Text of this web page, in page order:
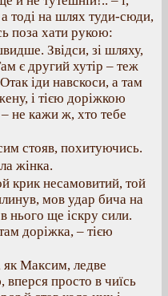
тоді на шлях туди-сюди,
поза хати рукою:
Звідси, зі шляху,
є другий хутір – теж
іди навскоси, а там
і тією доріжкою
не кажи ж, хто тебе
стояв, похитуючись.
жінка.
крик несамовитий, той
мов удар бича на
нього ще іскру сили.
доріжка, – тією
Максим, ледве
просто в чиїсь